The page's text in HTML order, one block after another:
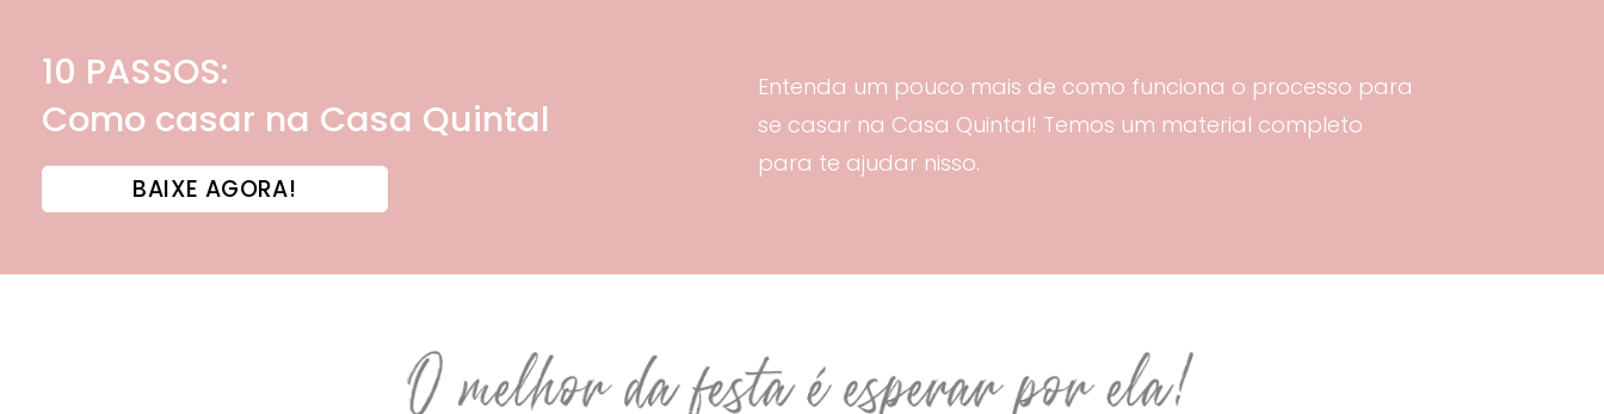
10 PASSOS:
Como casar na Casa Quintal
BAIXE AGORA!
Entenda um pouco mais de como funciona o processo para
se casar na Casa Quintal! Temos um material completo
para te ajudar nisso.